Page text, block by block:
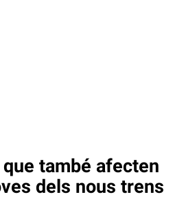
també afecten
dels nous trens